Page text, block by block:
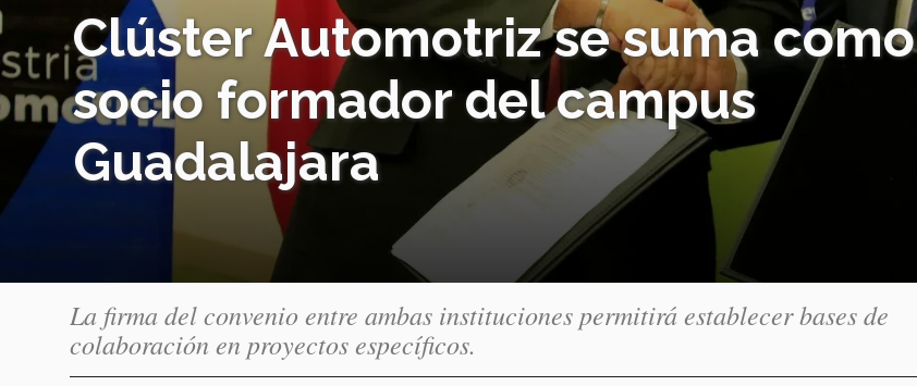
Clúster Automotriz se suma como
socio formador del campus
Guadalajara
La firma del convenio entre ambas instituciones permitirá establecer bases de
colaboración en proyectos específicos.